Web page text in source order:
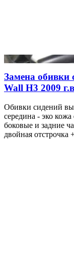
Замена обивки
Wall H3 2009
Обивки сидений
середина - эко
боковые и задние
двойная отстрочка